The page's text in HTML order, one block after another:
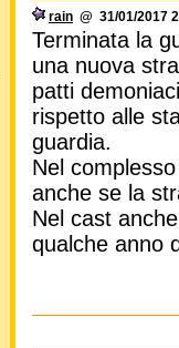
rain @ 31/01/2017
Terminata la
una nuova
patti
rispetto alle
guardia.
Nel
anche se la
Nel cast
qualche anno